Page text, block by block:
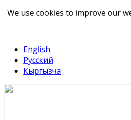
English
Русский
Кыргызча
We use cookies to improve our